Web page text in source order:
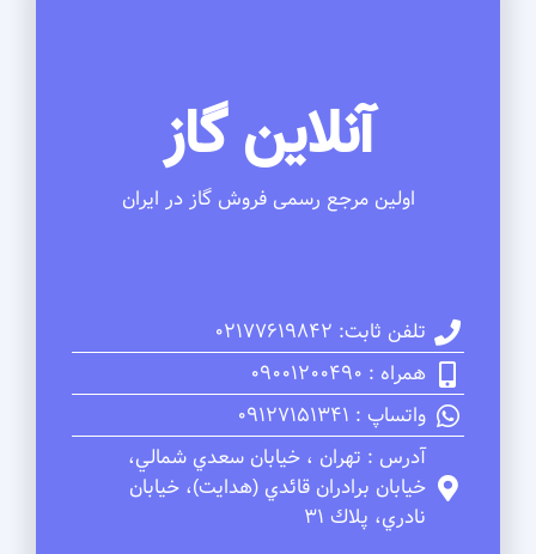
آنلاین گاز
اولین مرجع رسمی فروش گاز در ایران
تلفن ثابت: 02177619842
همراه : 09001200490
واتساپ : 09127151341
آدرس : تهران ، خيابان سعدي شمالي،
خيابان برادران قائدي (هدايت)، خيابان
نادري، پلاك 31